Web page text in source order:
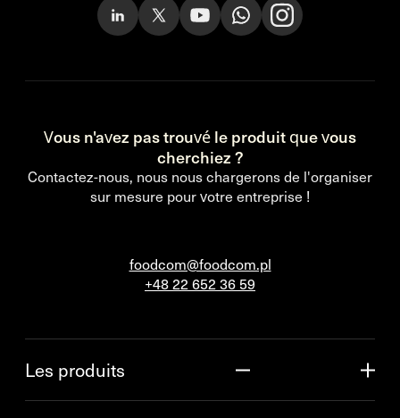
Vous n'avez pas trouvé le produit que vous
cherchiez ?
Contactez-nous, nous nous chargerons de l'organiser
sur mesure pour votre entreprise !
foodcom@foodcom.pl
+48 22 652 36 59
Les produits